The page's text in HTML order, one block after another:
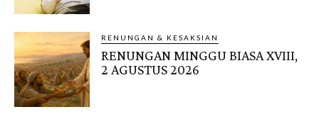
RENUNGAN & KESAKSIAN
RENUNGAN MINGGU BIASA XVIII,
2 AGUSTUS 2026